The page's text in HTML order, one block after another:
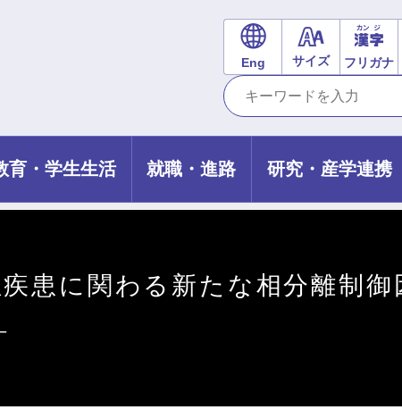
Eng サイズ フリガナ
育・学生生活 就職・進路 研究・産学連携
疾患に関わる新たな相分離制